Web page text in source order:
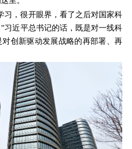
习，很开眼界，看了之后对国家科
习近平总书记的话，既是对一线科
创新驱动发展战略的再部署、再